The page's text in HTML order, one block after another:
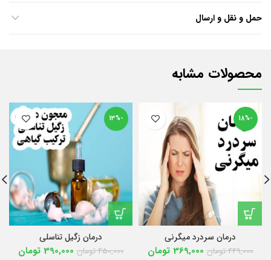
حمل و نقل و ارسال
محصولات مشابه
-18%
درمان سردرد میگرنی
449,000تومان 369,000 تومان
-13%
درمان زگیل تناسلی
450,000تومان 390,000 تومان